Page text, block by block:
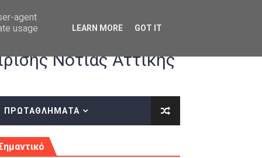
οδηγίες επί του ΚΑΝΟΝΙΣΜΟΥ ΕΓΓΡΑΦΩΝ-ΜΕΤΑΓΡΑΦΩΝ ΤΗΣ
Νότιας Αττικής
ΠΡΩΤΑΘΛΗΜΑΤΑ
agent
usage
LEARN MORE GOT IT